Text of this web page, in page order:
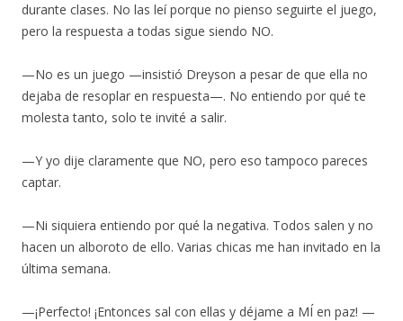
durante clases. No las leí porque no pienso seguirte el juego,
pero la respuesta a todas sigue siendo NO.
—No es un juego —insistió Dreyson a pesar de que ella no
dejaba de resoplar en respuesta—. No entiendo por qué te
molesta tanto, solo te invité a salir.
—Y yo dije claramente que NO, pero eso tampoco pareces
captar.
—Ni siquiera entiendo por qué la negativa. Todos salen y no
hacen un alboroto de ello. Varias chicas me han invitado en la
última semana.
—¡Perfecto! ¡Entonces sal con ellas y déjame a MÍ en paz! —